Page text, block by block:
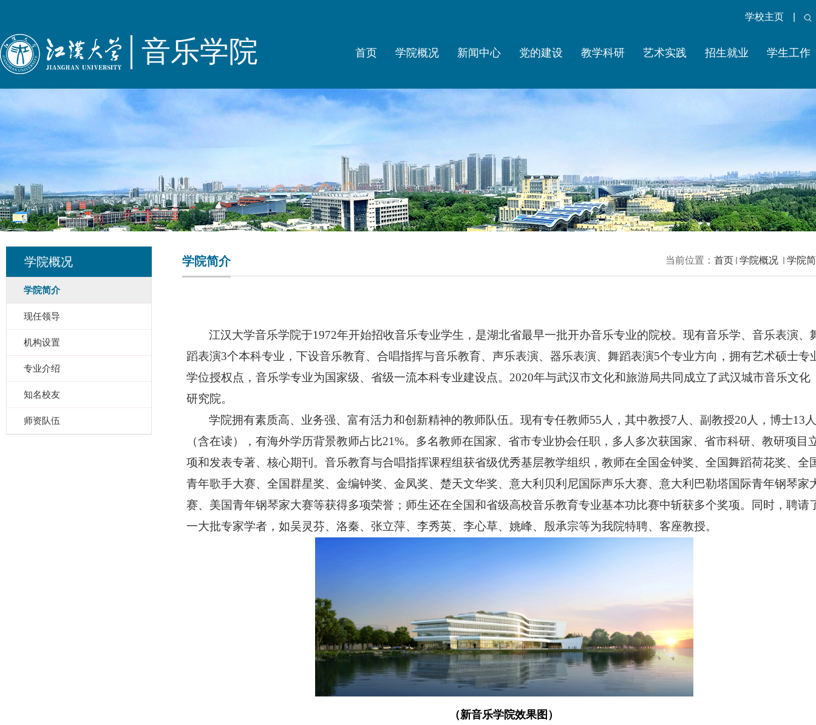
学校主页
音乐学院 首页 学院概况 新闻中心 党的建设 教学科研 艺术实践 招生就业 学生工作
学院概况
学院简介
现任领导
机构设置
专业介绍
知名校友
师资队伍
当前位置： 首页 学院概况 学院
学院简介
江汉大学音乐学院于1972年开始招收音乐专业学生，是湖北省最早一批开办音乐专业的院校。现有音乐学、音乐表演、
蹈表演3个本科专业，下设音乐教育、合唱指挥与音乐教育、声乐表演、器乐表演、舞蹈表演5个专业方向，拥有艺术硕士专
学位授权点 ， 音乐学专业为国家级、省级一流本科专业建设点。 2020年与武汉市文化和旅游局共同成立了武汉城市音乐文化
研究院。
学院拥有素质高、业务强、富有活力和创新精神的教师队伍。现有专任教师55 人，其中教授7人、副教授20 人， 博士13人
（含在读）， 有海外学历背景教师占比21%。多名教师在国家、省市专业协会任职 ， 多人多次获国家、省市科研、教研项目
项和发表专著、核心期刊 。 音乐教育与合唱指挥课程组获省级优秀基层教学组织 ， 教师在全国金钟奖、 全国舞蹈荷花奖、 全
青年歌手大赛、全国群星奖、金编钟奖、 金凤奖、 楚天文华奖、意大利贝利尼国际声乐大赛、意大利巴勒塔国际青年钢琴家
赛、美国青年钢琴家大赛等获得多项荣誉 ； 师生还在全国和省级高校音乐教育专业基本功比赛中斩获多个奖项。 同时， 聘请
一大批专家学者，如吴灵芬、 洛秦、 张立萍、李秀英、李心草、姚峰、殷承宗等为我院特聘、 客座教授。
（新音乐学院效果图）